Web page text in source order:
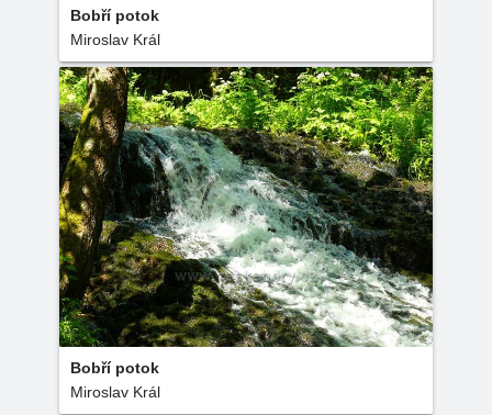
Bobří potok
Miroslav Král
Bobří potok
Miroslav Král